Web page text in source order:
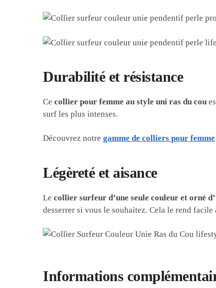
Durabilité et résistance
Cecollier pour femme au style uni ras du cou
surf les plus intenses.
Découvrez notregamme de colliers pour femme
Légèreté et aisance
Lecollier surfeur d’une seule couleur et orné
desserrer si vous le souhaitez. Cela le rend
Informations